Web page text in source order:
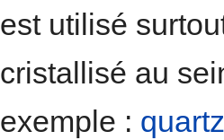
est utilisé
cristallisé au
exemple :